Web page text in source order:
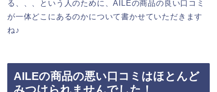
る、、、という人のために、AILEの商品の良い口コミ
が一体どこにあるのかについて書かせていただきます
ね♪
AILEの商品の悪い口コミはほとんど